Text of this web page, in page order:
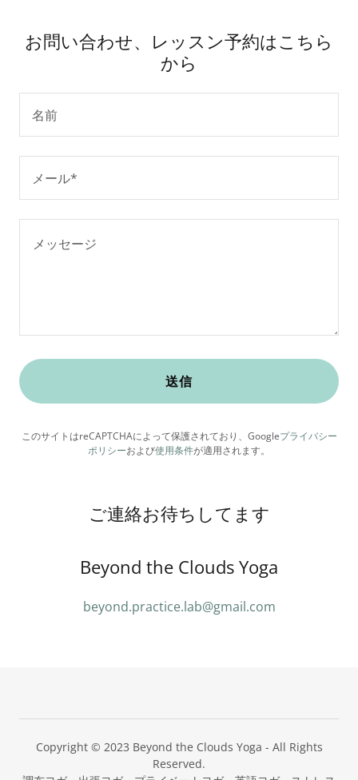
お問い合わせ、レッスン予約はこちら
から
名前
メール*
送信
このサイトはreCAPTCHAによって保護されており、Googleプライバシー
ポリシーおよび使用条件が適用されます。
ご連絡お待ちしてます
Beyond the Clouds Yoga
beyond.practice.lab@gmail.com
Copyright © 2023 Beyond the Clouds Yoga - All Rights
Reserved.